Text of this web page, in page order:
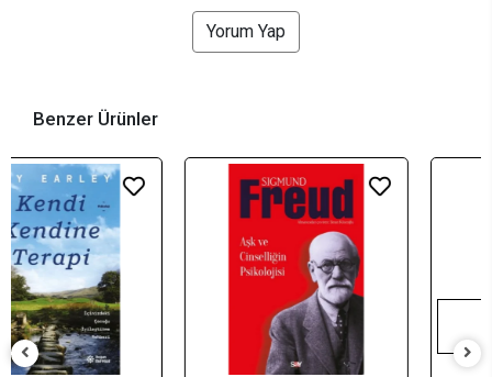
Yorum Yap
Benzer Ürünler
Tükendi